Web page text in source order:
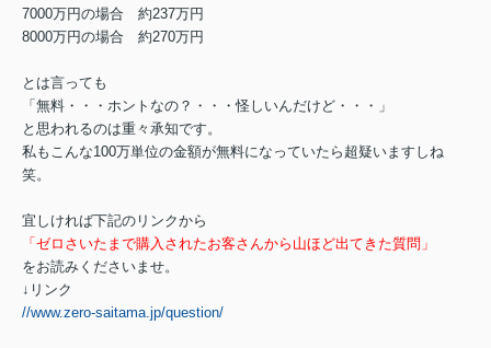
7000万円の場合 約237万円
8000万円の場合 約270万円
とは言っても
「無料・・・ホントなの？・・・怪しいんだけど・・・」
と思われるのは重々承知です。
私もこんな100万単位の金額が無料になっていたら超疑いますしね
笑。
宜しければ下記のリンクから
「ゼロさいたまで購入されたお客さんから山ほど出てきた質問」
をお読みくださいませ。
↓リンク
//www.zero-saitama.jp/question/